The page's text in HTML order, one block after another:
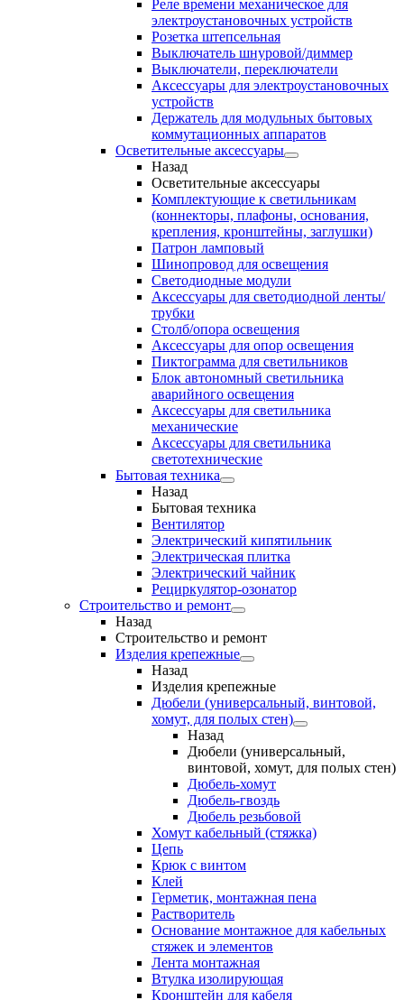
Реле времени механическое для
электроустановочных устройств
Розетка штепсельная
Выключатель шнуровой/диммер
Выключатели, переключатели
Аксессуары для электроустановочных
устройств
Держатель для модульных бытовых
коммутационных аппаратов
Осветительные аксессуары
Назад
Осветительные аксессуары
Комплектующие к светильникам
(коннекторы, плафоны, основания,
крепления, кронштейны, заглушки)
Патрон ламповый
Шинопровод для освещения
Светодиодные модули
Аксессуары для светодиодной ленты/
трубки
Столб/опора освещения
Аксессуары для опор освещения
Пиктограмма для светильников
Блок автономный светильника
аварийного освещения
Аксессуары для светильника
механические
Аксессуары для светильника
светотехнические
Бытовая техника
Назад
Бытовая техника
Вентилятор
Электрический кипятильник
Электрическая плитка
Электрический чайник
Рециркулятор-озонатор
Строительство и ремонт
Назад
Строительство и ремонт
Изделия крепежные
Назад
Изделия крепежные
Дюбели (универсальный, винтовой,
хомут, для полых стен)
Назад
Дюбели (универсальный,
винтовой, хомут, для полых стен)
Дюбель-хомут
Дюбель-гвоздь
Дюбель резьбовой
Хомут кабельный (стяжка)
Цепь
Крюк с винтом
Клей
Герметик, монтажная пена
Растворитель
Основание монтажное для кабельных
стяжек и элементов
Лента монтажная
Втулка изолирующая
Кронштейн для кабеля